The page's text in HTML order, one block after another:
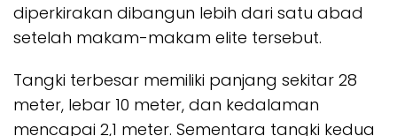
diperkirakan dibangun lebih dari satu abad
setelah makam-makam elite tersebut.
Tangki terbesar memiliki panjang sekitar 28
meter, lebar 10 meter, dan kedalaman
mencapai 2,1 meter. Sementara tangki kedua